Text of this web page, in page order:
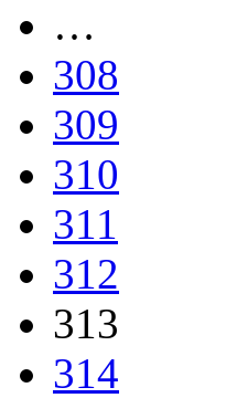
…
308
309
310
311
312
313
314